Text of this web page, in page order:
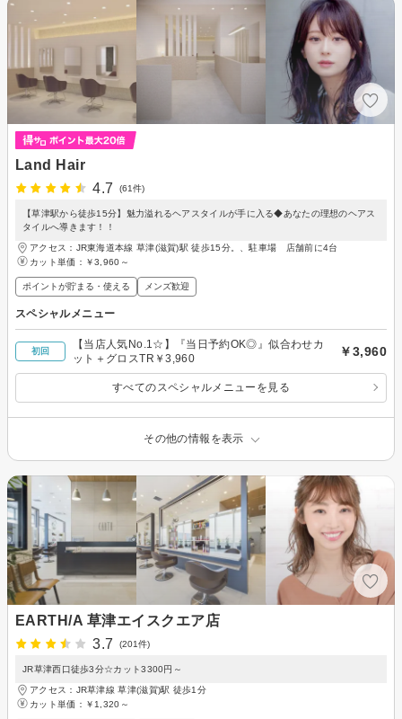
Land Hair
4.7
(61件)
【草津駅から徒歩15分】魅力溢れるヘアスタイルが手に入る◆あなたの理想のヘアス
タイルへ導きます！！
アクセス：JR東海道本線 草津(滋賀)駅 徒歩15分。、駐車場 店舗前に4台
カット単価： ￥3,960～
ポイントが貯まる・使える メンズ歓迎
スペシャルメニュー
初回
【当店人気No.1☆】『当日予約OK◎』似合わせカ
ット＋グロスTR￥3,960
￥3,960
すべてのスペシャルメニューを見る
その他の情報を表示
EARTH/A 草津エイスクエア店
3.7
(201件)
JR草津西口徒歩3分☆カット3300円～
アクセス：JR草津線 草津(滋賀)駅 徒歩1分
カット単価： ￥1,320～